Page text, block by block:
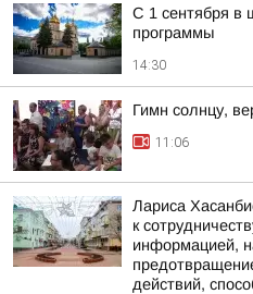
С 1 сентября в
программы
14:30
Гимн солнцу,
11:06
Лариса
к
информацией,
действий,